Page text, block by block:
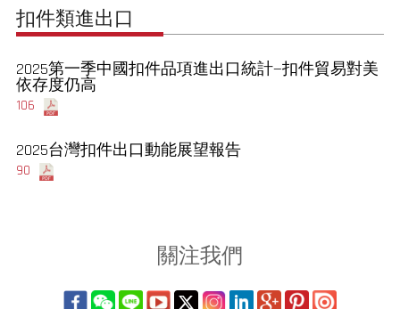
扣件類進出口
2025第一季中國扣件品項進出口統計—扣件貿易對美
依存度仍高
106
2025台灣扣件出口動能展望報告
90
關注我們